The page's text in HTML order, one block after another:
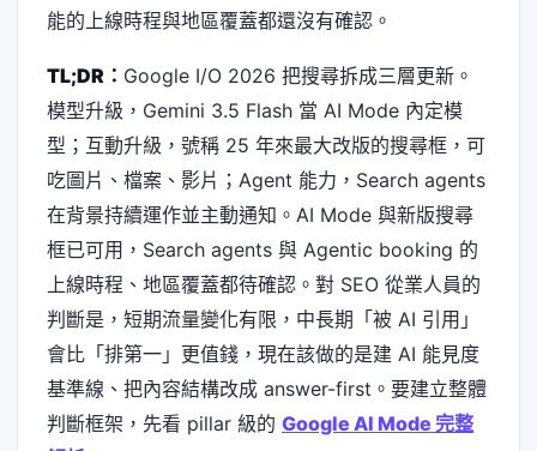
能的上線時程與地區覆蓋都還沒有確認。
TL;DR： Google I/O 2026 把搜尋拆成三層更新。
模型升級，Gemini 3.5 Flash 當 AI Mode 內定模
型；互動升級，號稱 25 年來最大改版的搜尋框，可
吃圖片、檔案、影片；Agent 能力，Search agents
在背景持續運作並主動通知。AI Mode 與新版搜尋
框已可用，Search agents 與 Agentic booking 的
上線時程、地區覆蓋都待確認。對 SEO 從業人員的
判斷是，短期流量變化有限，中長期「被 AI 引用」
會比「排第一」更值錢，現在該做的是建 AI 能見度
基準線、把內容結構改成 answer-first。要建立整體
判斷框架，先看 pillar 級的 Google AI Mode 完整